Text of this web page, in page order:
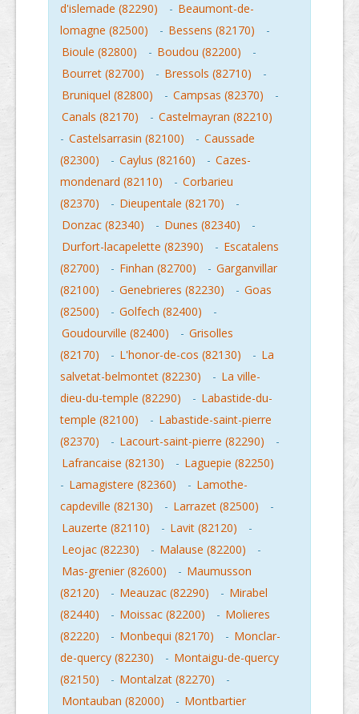
d'islemade (82290)
- Beaumont-de-
lomagne (82500)
- Bessens (82170)
-
Bioule (82800)
- Boudou (82200)
-
Bourret (82700)
- Bressols (82710)
-
Bruniquel (82800)
- Campsas (82370)
-
Canals (82170)
- Castelmayran (82210)
- Castelsarrasin (82100) - Caussade
(82300)
- Caylus (82160) - Cazes-
mondenard (82110)
- Corbarieu
(82370)
- Dieupentale (82170)
-
Donzac (82340)
- Dunes (82340)
-
Durfort-lacapelette (82390)
- Escatalens
(82700)
- Finhan (82700) - Garganvillar
(82100)
- Genebrieres (82230) - Goas
(82500)
- Golfech (82400)
-
Goudourville (82400)
- Grisolles
(82170)
- L'honor-de-cos (82130) - La
salvetat-belmontet (82230)
- La ville-
dieu-du-temple (82290)
- Labastide-du-
temple (82100)
- Labastide-saint-pierre
(82370)
- Lacourt-saint-pierre (82290)
-
Lafrancaise (82130)
- Laguepie (82250)
- Lamagistere (82360) - Lamothe-
capdeville (82130)
- Larrazet (82500)
-
Lauzerte (82110)
- Lavit (82120)
-
Leojac (82230)
- Malause (82200)
-
Mas-grenier (82600)
- Maumusson
(82120)
- Meauzac (82290) - Mirabel
(82440)
- Moissac (82200) - Molieres
(82220)
- Monbequi (82170) - Monclar-
de-quercy (82230)
- Montaigu-de-quercy
(82150)
- Montalzat (82270)
-
Montauban (82000)
- Montbartier